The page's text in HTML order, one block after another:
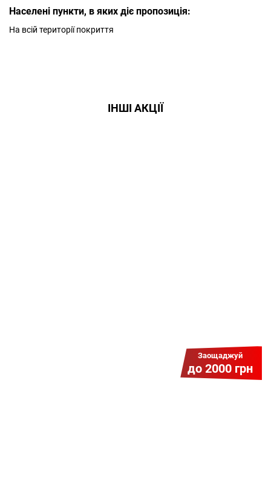
Населені пункти, в яких діє пропозиція:
На всій території покриття
ІНШІ АКЦІЇ
Заощаджуй
до 2000 грн